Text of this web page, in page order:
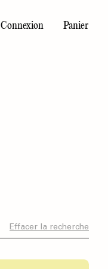
Connexion Panier
Effacer la recherche